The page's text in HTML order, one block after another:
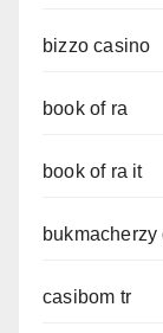
bizzo casino
book of ra
book of ra it
bukmacherzy
casibom tr